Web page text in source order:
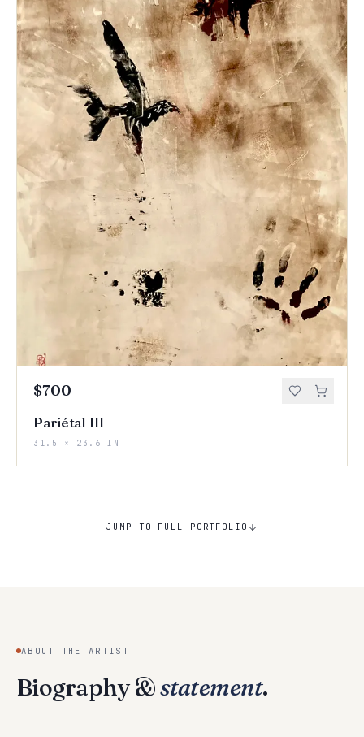
$700
Pariétal III
31.5 × 23.6 IN
JUMP TO FULL PORTFOLIO
ABOUT THE ARTIST
Biography &statement.